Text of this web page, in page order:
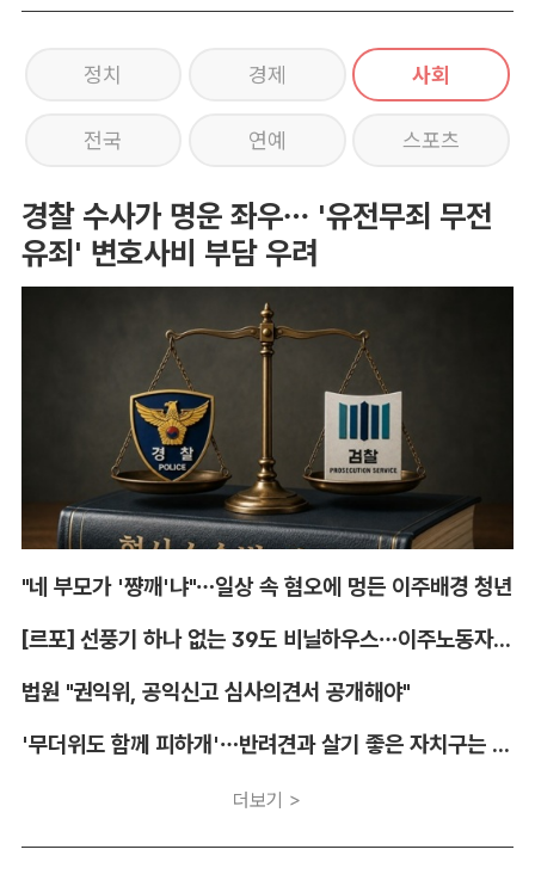
정치 경제 사회
전국 연예 스포츠
경찰 수사가 명운 좌우… '유전무죄 무전
유죄' 변호사비 부담 우려
"네 부모가 '쨩깨'냐"…일상 속 혐오에 멍든 이주배경 청년
[르포] 선풍기 하나 없는 39도 비닐하우스…이주노동자의 '악몽같은 폭염'
법원 "권익위, 공익신고 심사의견서 공개해야"
'무더위도 함께 피하개'…반려견과 살기 좋은 자치구는 어디
더보기 >